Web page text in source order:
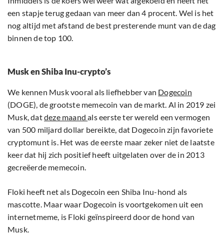
een stapje terug gedaan van meer dan 4 procent. Wel is het
nog altijd met afstand de best presterende munt van de dag
binnen de top 100.
Musk en Shiba Inu-crypto’s
We kennen Musk vooral als liefhebber van Dogecoin
(DOGE), de grootste memecoin van de markt. Al in 2019 zei
Musk, datdeze maandals eerste ter wereld een vermogen
van 500 miljard dollar bereikte, dat Dogecoin zijn favoriete
cryptomunt is. Het was de eerste maar zeker niet de laatste
keer dat hij zich positief heeft uitgelaten over de in 2013
gecreëerde memecoin.
Floki heeft net als Dogecoin een Shiba Inu-hond als
mascotte. Maar waar Dogecoin is voortgekomen uit een
internetmeme, is Floki geïnspireerd door de hond van
Musk.